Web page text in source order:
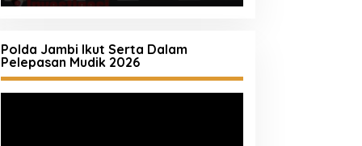
Polda Jambi Ikut Serta Dalam
Pelepasan Mudik 2026